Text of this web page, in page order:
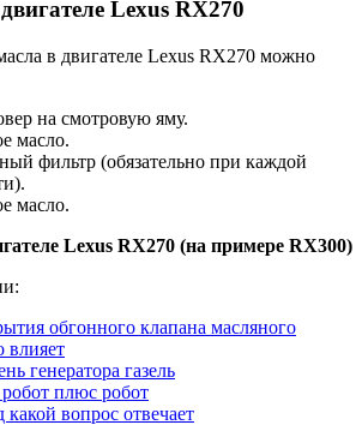
Lexus RX270
в двигателе Lexus RX270 можно
на смотровую яму.
масло.
фильтр (обязательно при каждой
масло.
Lexus RX270 (на примере RX300)
обгонного клапана масляного
влияет
генератора газель
робот плюс робот
вопрос отвечает